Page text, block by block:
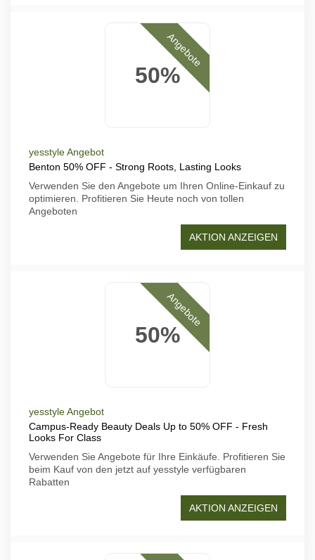
50%
Angebote
yesstyle Angebot
Benton 50% OFF - Strong Roots, Lasting Looks
Verwenden Sie den Angebote um Ihren Online-Einkauf zu
optimieren. Profitieren Sie Heute noch von tollen
Angeboten
AKTION ANZEIGEN
50%
Angebote
yesstyle Angebot
Campus-Ready Beauty Deals Up to 50% OFF - Fresh
Looks For Class
Verwenden Sie Angebote für Ihre Einkäufe. Profitieren Sie
beim Kauf von den jetzt auf yesstyle verfügbaren
Rabatten
AKTION ANZEIGEN